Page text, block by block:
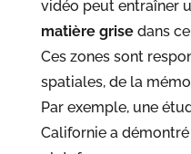
vidéo peut entraîner
matière grisedans
Ces zones sont
spatiales, de la
Par exemple, une
Californie a